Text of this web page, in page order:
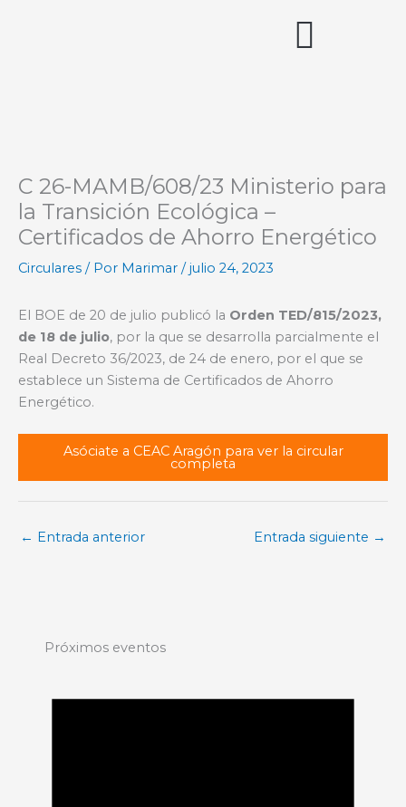
C 26-MAMB/608/23 Ministerio para
la Transición Ecológica –
Certificados de Ahorro Energético
Circulares / Por Marimar /julio 24, 2023
El BOE de 20 de julio publicó la Orden TED/815/2023,
de 18 de julio, por la que se desarrolla parcialmente el
Real Decreto 36/2023, de 24 de enero, por el que se
establece un Sistema de Certificados de Ahorro
Energético.
Asóciate a CEAC Aragón para ver la circular
completa
← Entrada anterior Entrada siguiente →
Próximos eventos